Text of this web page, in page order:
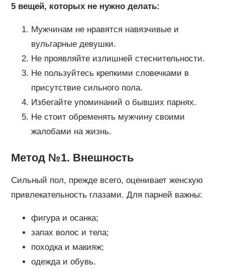
5 вещей, которых не нужно делать:
Мужчинам не нравятся навязчивые и
вульгарные девушки.
Не проявляйте излишней стеснительности.
Не пользуйтесь крепкими словечками в
присутствие сильного пола.
Избегайте упоминаний о бывших парнях.
Не стоит обременять мужчину своими
жалобами на жизнь.
Метод №1. Внешность
Сильный пол, прежде всего, оценивает женскую
привлекательность глазами. Для парней важны:
фигура и осанка;
запах волос и тела;
походка и макияж;
одежда и обувь.